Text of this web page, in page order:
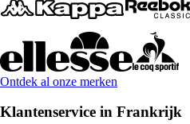
Ontdek al onze merken
Klantenservice in Frankrijk